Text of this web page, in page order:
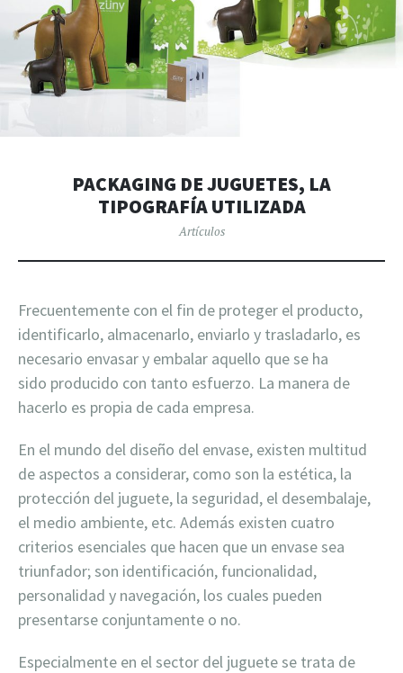
PACKAGING DE JUGUETES, LA
TIPOGRAFÍA UTILIZADA
Artículos
Frecuentemente con el fin de proteger el producto,
identificarlo, almacenarlo, enviarlo y trasladarlo, es
necesario envasar y embalar aquello que se ha
sido producido con tanto esfuerzo. La manera de
hacerlo es propia de cada empresa.
En el mundo del diseño del envase, existen multitud
de aspectos a considerar, como son la estética, la
protección del juguete, la seguridad, el desembalaje,
el medio ambiente, etc. Además existen cuatro
criterios esenciales que hacen que un envase sea
triunfador; son identificación, funcionalidad,
personalidad y navegación, los cuales pueden
presentarse conjuntamente o no.
Especialmente en el sector del juguete se trata de